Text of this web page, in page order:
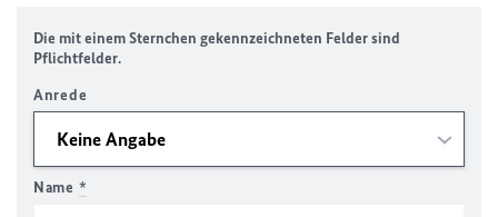
Die mit einem Sternchen gekennzeichneten Felder sind
Pflichtfelder.
Anrede
Name *